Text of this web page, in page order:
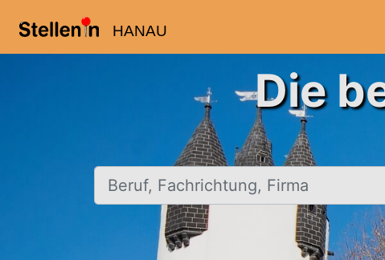
HANAU
Die
Beruf, Fachrichtung, Firma